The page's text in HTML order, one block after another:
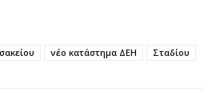
νέο κατάστημα ΔΕΗ Σταδίου